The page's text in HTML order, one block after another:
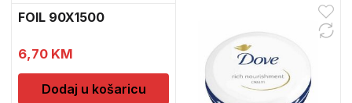
FOIL 90X1500
6,70 KM
Dodaj u košaricu